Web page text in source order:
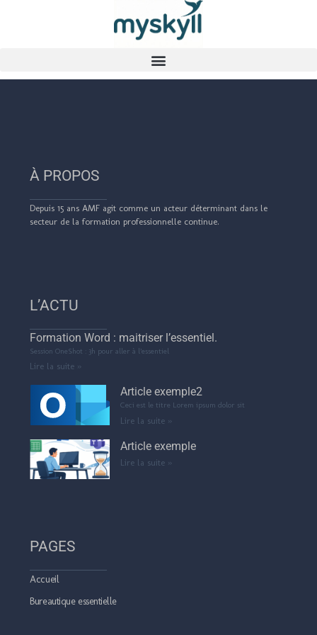
À PROPOS
Depuis 15 ans AMF agit comme un acteur déterminant dans le
secteur de la formation professionnelle continue.
L’ACTU
Formation Word : maitriser l’essentiel.
Session OneShot : 3h pour aller à l’essentiel
Lire la suite »
Article exemple2
Ceci est le titre Lorem ipsum dolor sit
Lire la suite »
Article exemple
Lire la suite »
PAGES
Accueil
Bureautique essentielle